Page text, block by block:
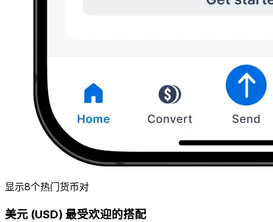
显示8个热门货币对
美元 (USD) 最受欢迎的搭配